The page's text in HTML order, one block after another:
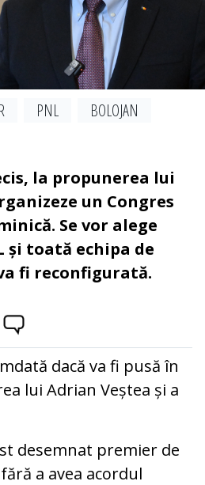
PNL
BOLOJAN
la propunerea lui
un Congres
Se vor alege
și toată echipa de
fi reconfigurată.
dacă va fi pusă în
lui Adrian Veștea și a
desemnat premier de
a avea acordul